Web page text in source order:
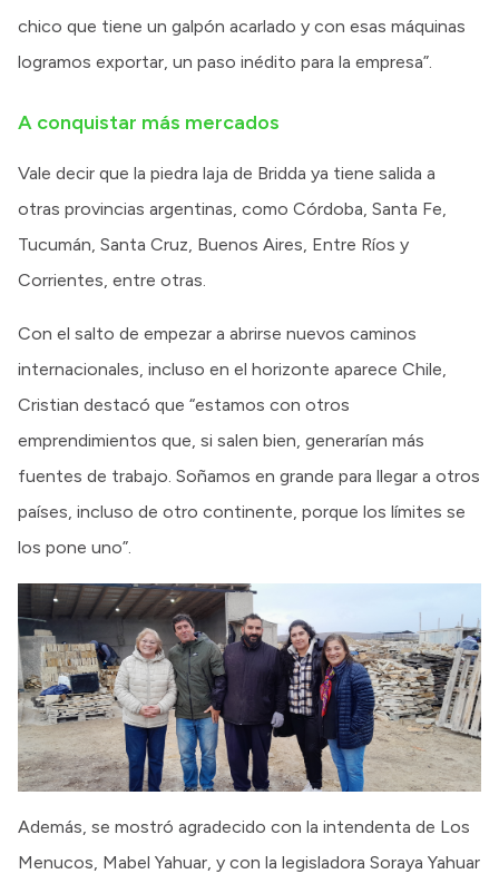
chico que tiene un galpón acarlado y con esas máquinas
logramos exportar, un paso inédito para la empresa”.
A conquistar más mercados
Vale decir que la piedra laja de Bridda ya tiene salida a
otras provincias argentinas, como Córdoba, Santa Fe,
Tucumán, Santa Cruz, Buenos Aires, Entre Ríos y
Corrientes, entre otras.
Con el salto de empezar a abrirse nuevos caminos
internacionales, incluso en el horizonte aparece Chile,
Cristian destacó que “estamos con otros
emprendimientos que, si salen bien, generarían más
fuentes de trabajo. Soñamos en grande para llegar a otros
países, incluso de otro continente, porque los límites se
los pone uno”.
Además, se mostró agradecido con la intendenta de Los
Menucos, Mabel Yahuar, y con la legisladora Soraya Yahuar